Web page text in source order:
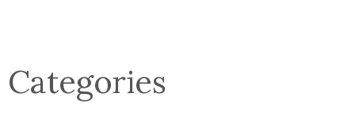
Categories